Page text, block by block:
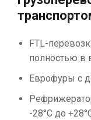
FTL-
полностью в
Еврофуры с
-28°С до